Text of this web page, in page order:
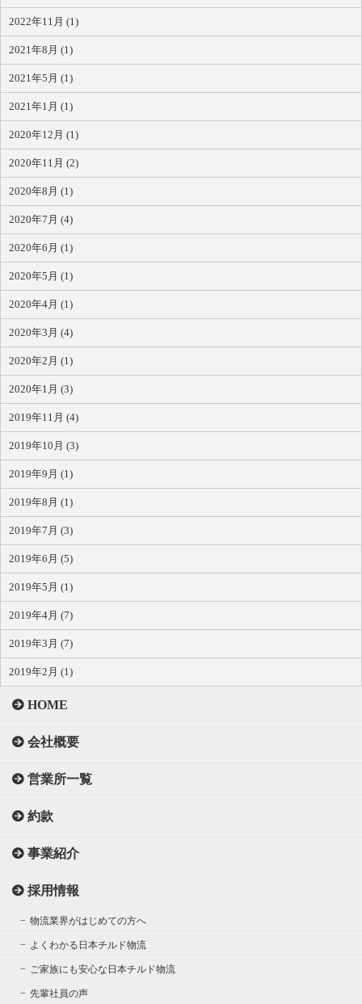
2022年11月 (1)
2021年8月 (1)
2021年5月 (1)
2021年1月 (1)
2020年12月 (1)
2020年11月 (2)
2020年8月 (1)
2020年7月 (4)
2020年6月 (1)
2020年5月 (1)
2020年4月 (1)
2020年3月 (4)
2020年2月 (1)
2020年1月 (3)
2019年11月 (4)
2019年10月 (3)
2019年9月 (1)
2019年8月 (1)
2019年7月 (3)
2019年6月 (5)
2019年5月 (1)
2019年4月 (7)
2019年3月 (7)
2019年2月 (1)
HOME
会社概要
営業所一覧
約款
事業紹介
採用情報
物流業界がはじめての方へ
よくわかる日本チルド物流
ご家族にも安心な日本チルド物流
先輩社員の声